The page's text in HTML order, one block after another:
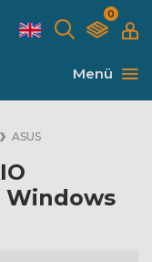
0
Menü
ASUS
Windows